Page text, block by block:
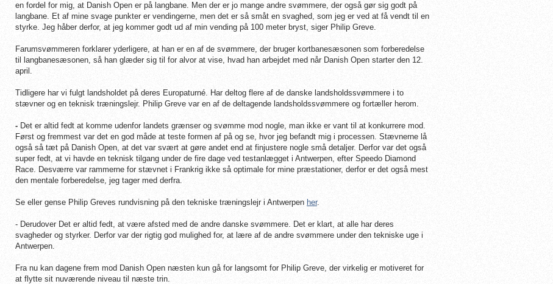
en fordel for mig, at Danish Open er på langbane. Men der er jo mange andre svømmere, der også gør sig godt på
langbane. Et af mine svage punkter er vendingerne, men det er så småt en svaghed, som jeg er ved at få vendt til en
styrke. Jeg håber derfor, at jeg kommer godt ud af min vending på 100 meter bryst, siger Philip Greve.
Farumsvømmeren forklarer yderligere, at han er en af de svømmere, der bruger kortbanesæsonen som forberedelse
til langbanesæsonen, så han glæder sig til for alvor at vise, hvad han arbejdet med når Danish Open starter den 12.
april.
Tidligere har vi fulgt landsholdet på deres Europaturné. Har deltog flere af de danske landsholdssvømmere i to
stævner og en teknisk træningslejr. Philip Greve var en af de deltagende landsholdssvømmere og fortæller herom.
- Det er altid fedt at komme udenfor landets grænser og svømme mod nogle, man ikke er vant til at konkurrere mod.
Først og fremmest var det en god måde at teste formen af på og se, hvor jeg befandt mig i processen. Stævnerne lå
også så tæt på Danish Open, at det var svært at gøre andet end at finjustere nogle små detaljer. Derfor var det også
super fedt, at vi havde en teknisk tilgang under de fire dage ved testanlægget i Antwerpen, efter Speedo Diamond
Race. Desværre var rammerne for stævnet i Frankrig ikke så optimale for mine præstationer, derfor er det også mest
den mentale forberedelse, jeg tager med derfra.
Se eller gense Philip Greves rundvisning på den tekniske træningslejr i Antwerpen her.
- Derudover Det er altid fedt, at være afsted med de andre danske svømmere. Det er klart, at alle har deres
svagheder og styrker. Derfor var der rigtig god mulighed for, at lære af de andre svømmere under den tekniske uge i
Antwerpen.
Fra nu kan dagene frem mod Danish Open næsten kun gå for langsomt for Philip Greve, der virkelig er motiveret for
at flytte sit nuværende niveau til næste trin.